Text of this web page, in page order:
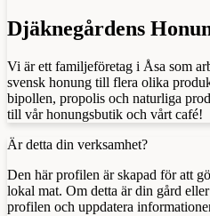
Djäknegårdens
Vi är ett familjeföretag i Åsa som
svensk honung till flera olika
bipollen, propolis och naturliga
till vår honungsbutik och vårt café!
Är detta din verksamhet?
Den här profilen är skapad för att
lokal mat. Om detta är din gård
profilen och uppdatera